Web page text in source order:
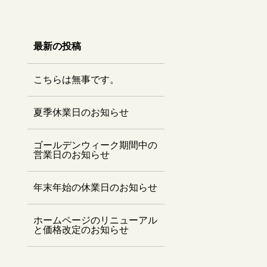
最新の投稿
こちらは無事です。
夏季休業日のお知らせ
ゴールデンウィーク期間中の
営業日のお知らせ
年末年始の休業日のお知らせ
ホームページのリニューアル
と価格改定のお知らせ